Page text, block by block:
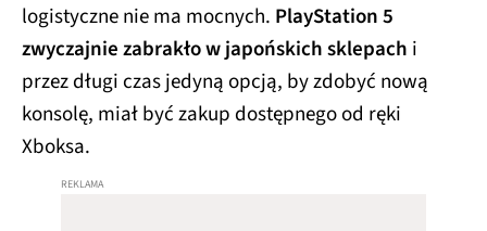
logistyczne nie ma mocnych. PlayStation 5
zwyczajnie zabrakło w japońskich sklepach i
przez długi czas jedyną opcją, by zdobyć nową
konsolę, miał być zakup dostępnego od ręki
Xboksa.